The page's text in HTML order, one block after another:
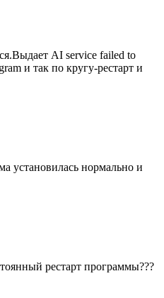
AI service failed to
и так по кругу-рестарт и
установилась нормально и
рестарт программы???